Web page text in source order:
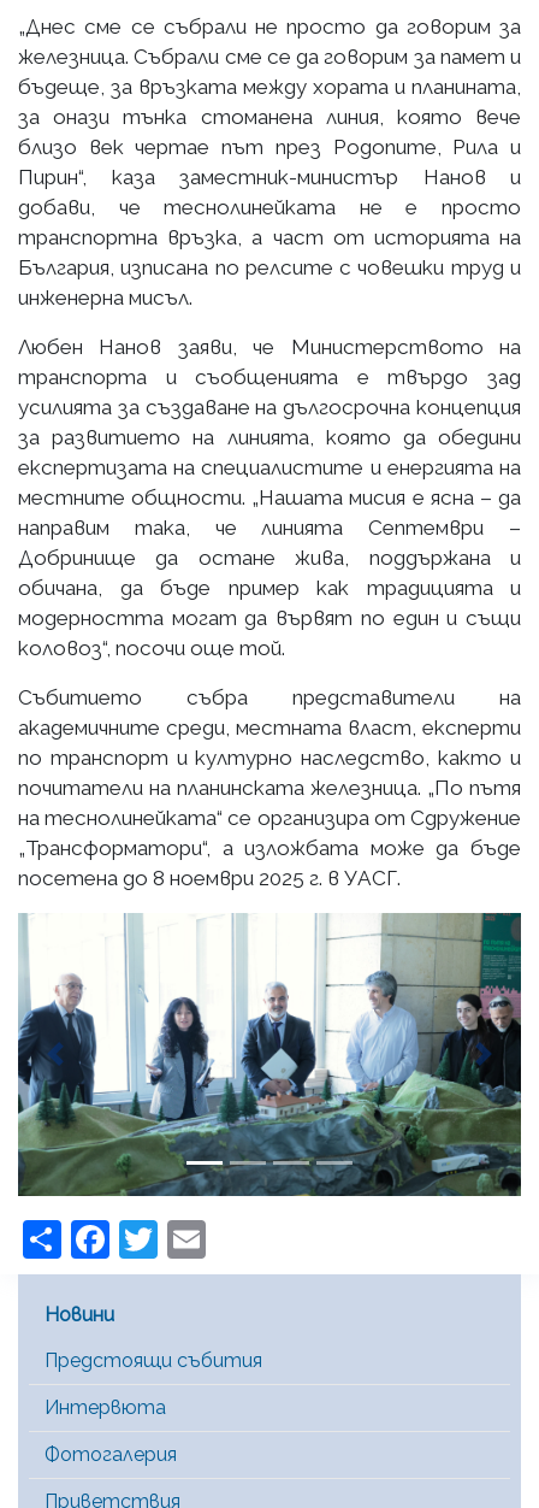
„Днес сме се събрали не просто да говорим за
железница. Събрали сме се да говорим за памет и
бъдеще, за връзката между хората и планината,
за онази тънка стоманена линия, която вече
близо век чертае път през Родопите, Рила и
Пирин“, каза заместник-министър Нанов и
добави, че теснолинейката не е просто
транспортна връзка, а част от историята на
България, изписана по релсите с човешки труд и
инженерна мисъл.
Любен Нанов заяви, че Министерството на
транспорта и съобщенията е твърдо зад
усилията за създаване на дългосрочна концепция
за развитието на линията, която да обедини
експертизата на специалистите и енергията на
местните общности. „Нашата мисия е ясна – да
направим така, че линията Септември –
Добринище да остане жива, поддържана и
обичана, да бъде пример как традицията и
модерността могат да вървят по един и същи
коловоз“, посочи още той.
Събитието събра представители на
академичните среди, местната власт, експерти
по транспорт и културно наследство, както и
почитатели на планинската железница. „По пътя
на теснолинейката“ се организира от Сдружение
„Трансформатори“, а изложбата може да бъде
посетена до 8 ноември 2025 г. в УАСГ.
Previous Next
ShareFacebook
Twitter
Main Menu [BG]
Новини
Предстоящи събития
Интервюта
Фотогалерия
Приветствия